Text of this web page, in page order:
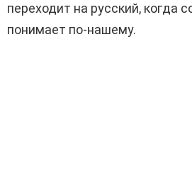
переходит на русский, когда
понимает по-нашему.